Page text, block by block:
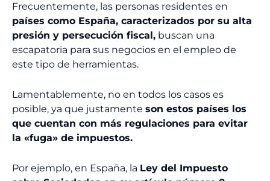
Frecuentemente, las personas residentes en
países como España, caracterizados por su alta
presión y persecución fiscal, buscan una
escapatoria para sus negocios en el empleo de
este tipo de herramientas.
Lamentablemente, no en todos los casos es
posible, ya que justamente son estos países los
que cuentan con más regulaciones para evitar
la «fuga» de impuestos.
Por ejemplo, en España, la Ley del Impuesto